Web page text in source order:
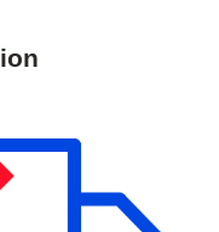
suspendues du 07 au 10